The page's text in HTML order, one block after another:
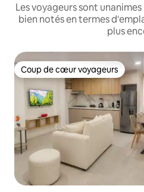
Les voyageurs sont
bien notés en termes
plus
Coup de cœur voyageurs
Coup de cœur voyageurs